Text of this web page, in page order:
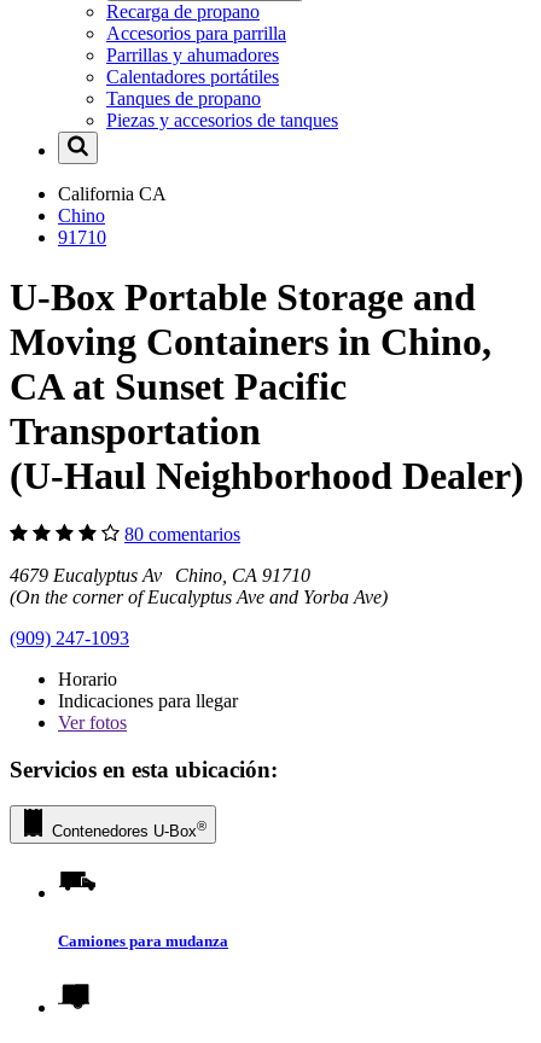
Recarga de propano
Accesorios para parrilla
Parrillas y ahumadores
Calentadores portátiles
Tanques de propano
Piezas y accesorios de tanques
California CA
Chino
91710
U-Box Portable Storage and
Moving Containers in Chino,
CA at Sunset Pacific
Transportation
(U-Haul Neighborhood Dealer)
80 comentarios
4679 Eucalyptus Av Chino, CA 91710
(On the corner of Eucalyptus Ave and Yorba Ave)
(909) 247-1093
Horario
Indicaciones para llegar
Verfotos
Servicios en esta ubicación:
Contenedores U-Box®
Camiones para mudanza